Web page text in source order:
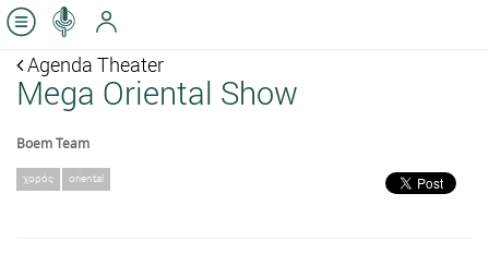
Agenda Theater
Mega Oriental Show
Boem Team
χορός oriental